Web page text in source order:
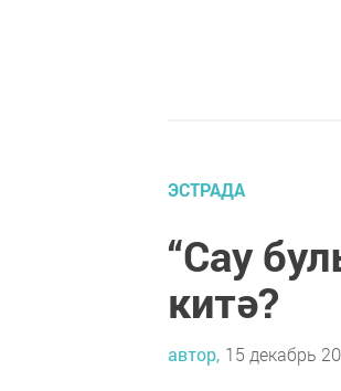
ЭСТРАДА
“Сау
китә?
автор, 15 декабрь